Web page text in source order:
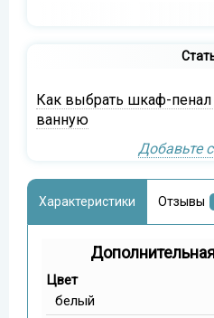
Как выбрать шкаф-
ванную
Добавьте
Характеристики Отзывы
Цвет
белый